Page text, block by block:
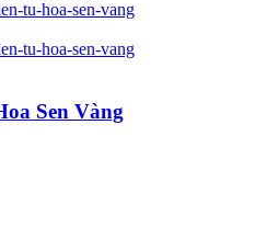
Sen Vàng